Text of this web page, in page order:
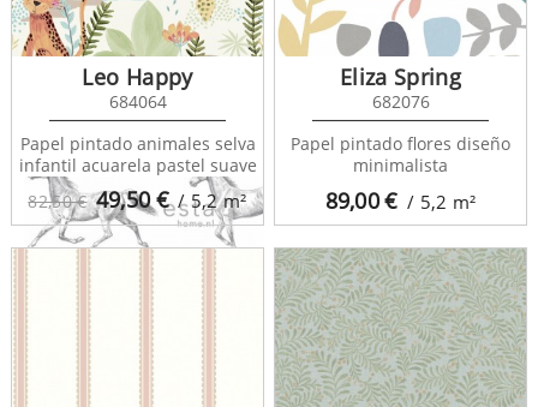
College 128805
College 128807
82,50 € 49,50€ / 5,2m²
Leo Happy
684064
Papel pintado animales selva
infantil acuarela pastel suave
89,00€ / 5,2 m²
Eliza Spring
682076
Papel pintado flores diseño
minimalista